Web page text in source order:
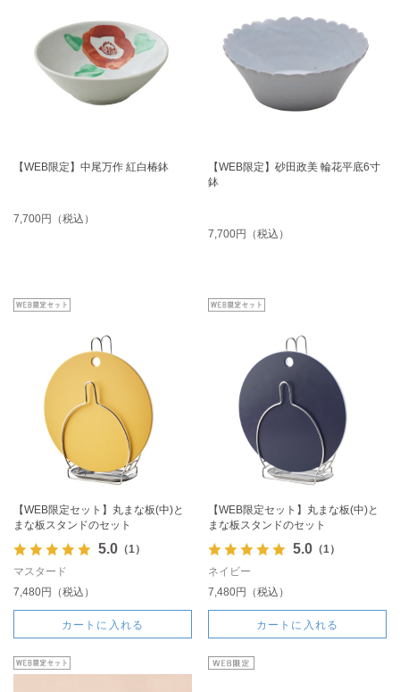
【WEB限定】中尾万作 紅白椿鉢
7,700円（税込）
【WEB限定】砂田政美 輪花平底6寸
鉢
7,700円（税込）
【WEB限定セット】丸まな板(中)と
まな板スタンドのセット
5.0（1）
マスタード
7,480円（税込）
カートに入れる
【WEB限定セット】丸まな板(中)と
まな板スタンドのセット
5.0（1）
ネイビー
7,480円（税込）
カートに入れる